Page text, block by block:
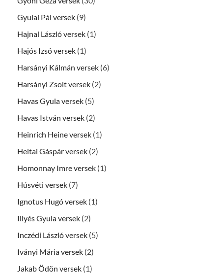
Gyulai Pál versek (9)
Hajnal László versek (1)
Hajós Izsó versek (1)
Harsányi Kálmán versek (6)
Harsányi Zsolt versek (2)
Havas Gyula versek (5)
Havas István versek (2)
Heinrich Heine versek (1)
Heltai Gáspár versek (2)
Homonnay Imre versek (1)
Húsvéti versek (7)
Ignotus Hugó versek (1)
Illyés Gyula versek (2)
Inczédi László versek (5)
Iványi Mária versek (2)
Jakab Ödön versek (1)